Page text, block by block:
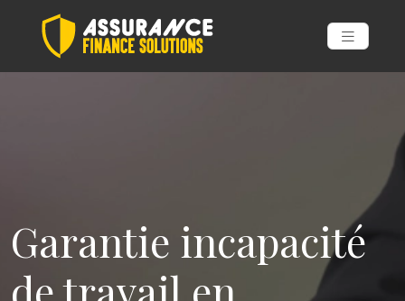
Garantie incapacité
de travail en